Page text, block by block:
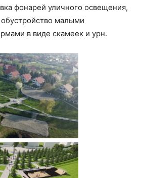
фонарей уличного освещения,
малыми
в виде скамеек и урн.